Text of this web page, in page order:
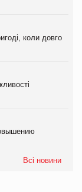
коли довго
Всі новини